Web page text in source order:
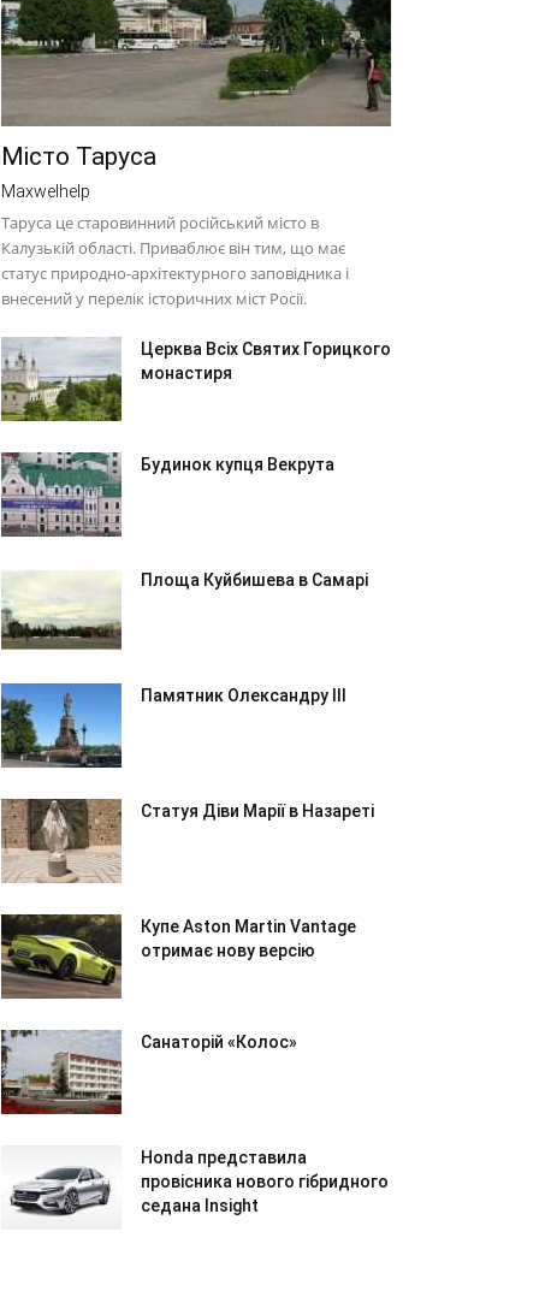
Місто Таруса
Maxwelhelp
Таруса це старовинний російський місто в
Калузькій області. Приваблює він тим, що має
статус природно-архітектурного заповідника і
внесений у перелік історичних міст Росії.
Церква Всіх Святих Горицкого
монастиря
Будинок купця Векрута
Площа Куйбишева в Самарі
Памятник Олександру III
Статуя Діви Марії в Назареті
Купе Aston Martin Vantage
отримає нову версію
Санаторій «Колос»
Honda представила
провісника нового гібридного
седана Insight